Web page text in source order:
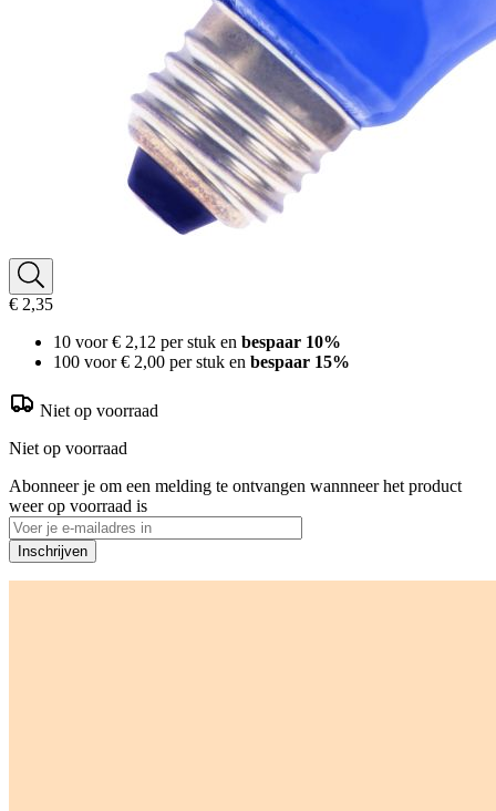
€ 2,35
10 voor€ 2,12 per stuk en bespaar 10%
100 voor€ 2,00 per stuk en bespaar 15%
Niet op voorraad
Niet op voorraad
Abonneer je om een melding te ontvangen wannneer het product
weer op voorraad is
Inschrijven